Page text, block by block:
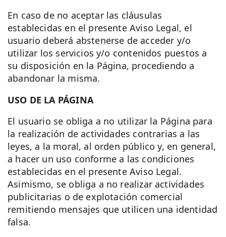
En caso de no aceptar las cláusulas
establecidas en el presente Aviso Legal, el
usuario deberá abstenerse de acceder y/o
utilizar los servicios y/o contenidos puestos a
su disposición en la Página, procediendo a
abandonar la misma.
USO DE LA PÁGINA
El usuario se obliga a no utilizar la Página para
la realización de actividades contrarias a las
leyes, a la moral, al orden público y, en general,
a hacer un uso conforme a las condiciones
establecidas en el presente Aviso Legal.
Asimismo, se obliga a no realizar actividades
publicitarias o de explotación comercial
remitiendo mensajes que utilicen una identidad
falsa.